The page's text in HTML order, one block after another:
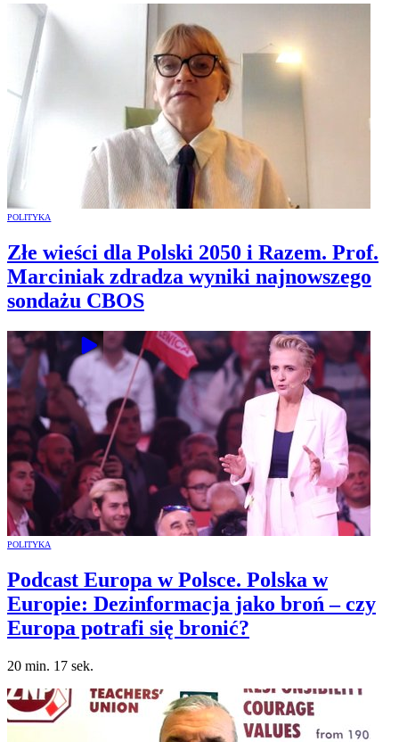
POLITYKA
Złe wieści dla Polski 2050 i Razem. Prof.
Marciniak zdradza wyniki najnowszego
sondażu CBOS
POLITYKA
Podcast Europa w Polsce. Polska w
Europie: Dezinformacja jako broń – czy
Europa potrafi się bronić?
20 min. 17 sek.